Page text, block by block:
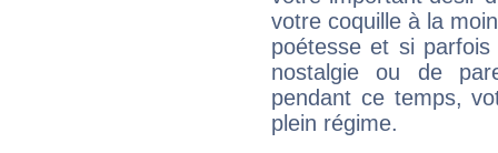
votre coquille à la
poétesse et si
nostalgie ou de
pendant ce temps,
plein régime.